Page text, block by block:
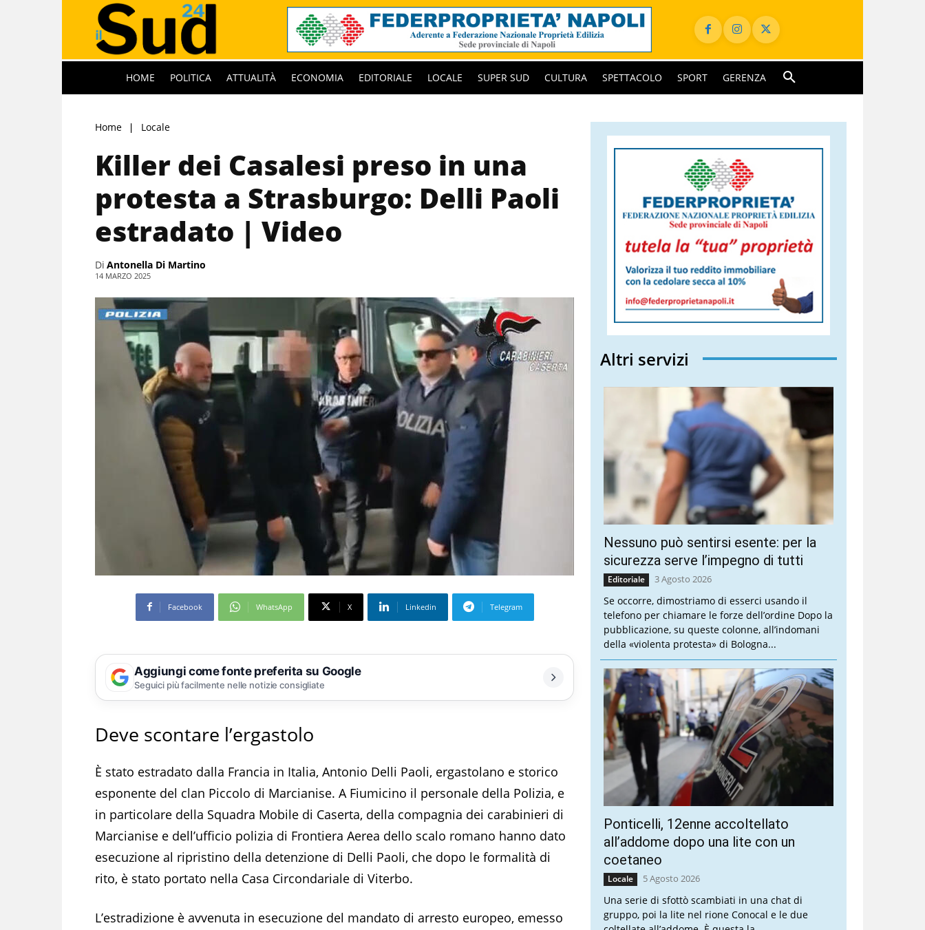
HOME POLITICA ATTUALITÀ ECONOMIA EDITORIALE LOCALE SUPER SUD CULTURA SPETTACOLO SPORT GERENZA
Home Locale
Killer dei Casalesi preso in una
protesta a Strasburgo: Delli Paoli
estradato | Video
Di Antonella Di Martino
14 MARZO 2025
Facebook WhatsApp X Linkedin Telegram
Aggiungi come fonte preferita su Google
Seguici più facilmente nelle notizie consigliate
Deve scontare l’ergastolo
È stato estradato dalla Francia in Italia, Antonio Delli Paoli, ergastolano e storico
esponente del clan Piccolo di Marcianise. A Fiumicino il personale della Polizia, e
in particolare della Squadra Mobile di Caserta, della compagnia dei carabinieri di
Marcianise e dell’ufficio polizia di Frontiera Aerea dello scalo romano hanno dato
esecuzione al ripristino della detenzione di Delli Paoli, che dopo le formalità di
rito, è stato portato nella Casa Circondariale di Viterbo.
L’estradizione è avvenuta in esecuzione del mandato di arresto europeo, emesso
Altri servizi
Nessuno può sentirsi esente: per la
sicurezza serve l’impegno di tutti
Editoriale 3 Agosto 2026
Se occorre, dimostriamo di esserci usando il
telefono per chiamare le forze dell’ordine Dopo la
pubblicazione, su queste colonne, all’indomani
della «violenta protesta» di Bologna...
Ponticelli, 12enne accoltellato
all’addome dopo una lite con un
coetaneo
Locale 5 Agosto 2026
Una serie di sfottò scambiati in una chat di
gruppo, poi la lite nel rione Conocal e le due